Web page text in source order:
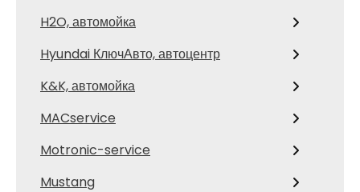
H2O, автомойка
Hyundai КлючАвто, автоцентр
K&K, автомойка
MACservice
Motronic-service
Mustang